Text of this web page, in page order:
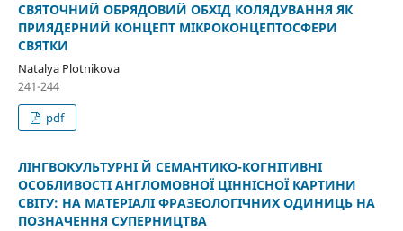
СВЯТОЧНИЙ ОБРЯДОВИЙ ОБХІД КОЛЯДУВАННЯ ЯК
ПРИЯДЕРНИЙ КОНЦЕПТ МІКРОКОНЦЕПТОСФЕРИ
СВЯТКИ
Natalya Plotnikova
241-244
pdf
ЛІНГВОКУЛЬТУРНІ Й СЕМАНТИКО-КОГНІТИВНІ
ОСОБЛИВОСТІ АНГЛОМОВНОЇ ЦІННІСНОЇ КАРТИНИ
СВІТУ: НА МАТЕРІАЛІ ФРАЗЕОЛОГІЧНИХ ОДИНИЦЬ НА
ПОЗНАЧЕННЯ СУПЕРНИЦТВА